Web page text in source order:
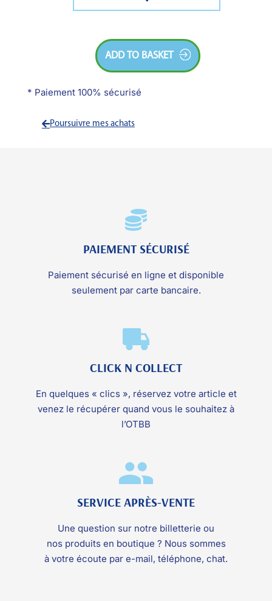
ADD TO BASKET
* Paiement 100% sécurisé
Poursuivre mes achats
PAIEMENT SÉCURISÉ
Paiement sécurisé en ligne et disponible
seulement par carte bancaire.
CLICK N COLLECT
En quelques « clics », réservez votre article et
venez le récupérer quand vous le souhaitez à
l’OTBB
SERVICE APRÈS-VENTE
Une question sur notre billetterie ou
nos produits en boutique ? Nous sommes
à votre écoute par e-mail, téléphone, chat.